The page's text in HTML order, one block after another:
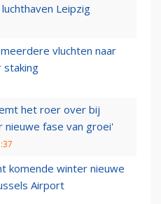
Leipzig
vluchten naar
staking
het roer over bij
nieuwe fase van groei'
komende winter nieuwe
Airport